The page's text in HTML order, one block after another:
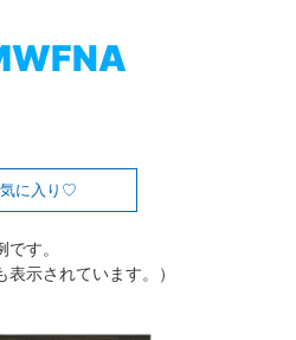
に入り
す。
表示されています。）